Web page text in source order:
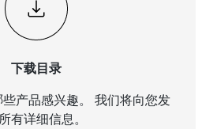
下载目录
产品感兴趣。 我们将向您发
有详细信息。